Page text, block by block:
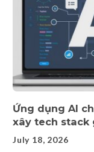
Ứng dụng AI
xây tech stack
July 18, 2026